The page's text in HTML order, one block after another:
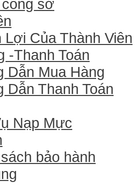
sở
Lợi Của Thành Viên
-Thanh Toán
Dẫn Mua Hàng
Dẫn Thanh Toán
Nạp Mực
bảo hành